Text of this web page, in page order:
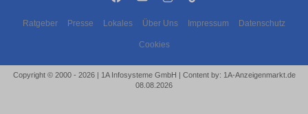
Ratgeber Presse Lokales Über Uns Impressum Datenschutz
Cookies
Copyright © 2000 - 2026 | 1A Infosysteme GmbH | Content by: 1A-Anzeigenmarkt.de
08.08.2026